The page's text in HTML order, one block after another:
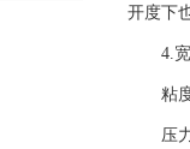
开度下
4.宽
粘度
压力